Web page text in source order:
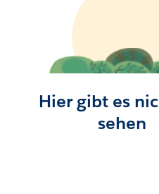
Hier gibt es
sehen